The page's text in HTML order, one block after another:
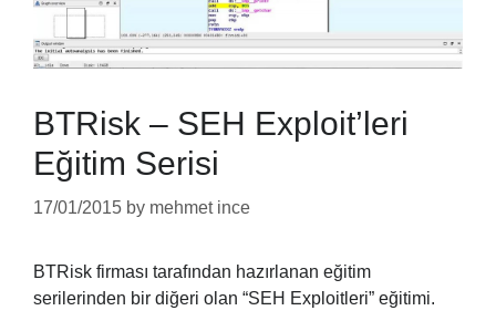
BTRisk – SEH Exploit’leri
Eğitim Serisi
17/01/2015 by mehmet ince
BTRisk firması tarafından hazırlanan eğitim
serilerinden bir diğeri olan “SEH Exploitleri” eğitimi.